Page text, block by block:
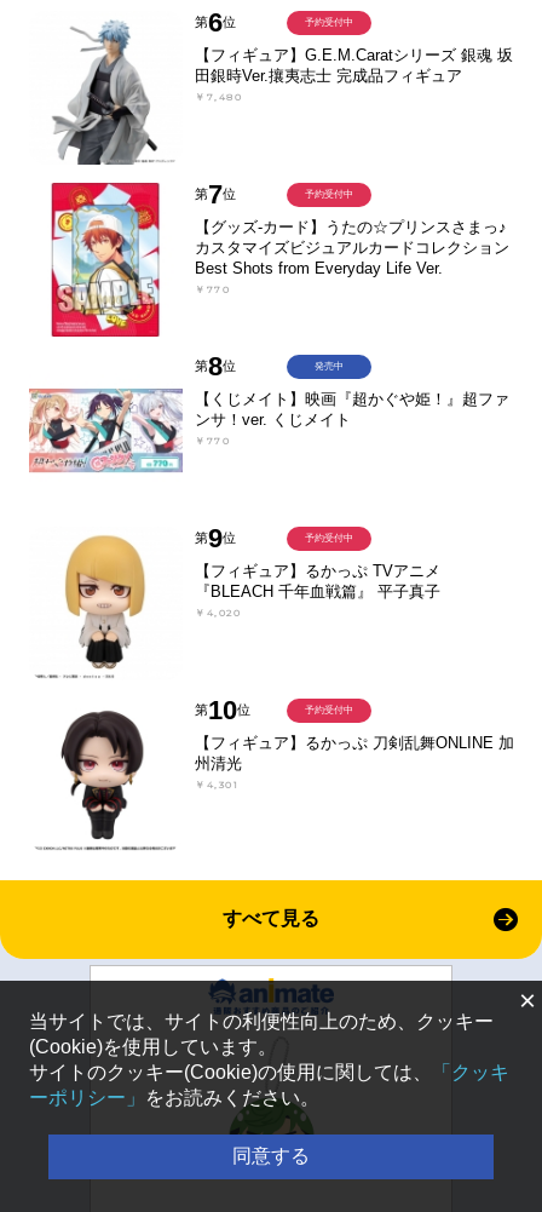
第6位
【フィギュア】G.E.M.Caratシリーズ 銀魂 坂
田銀時Ver.攘夷志士 完成品フィギュア
￥7,480
予約受付中
第7位
【グッズ-カード】うたの☆プリンスさまっ♪
カスタマイズビジュアルカードコレクション
Best Shots from Everyday Life Ver.
￥770
予約受付中
第8位
【くじメイト】映画『超かぐや姫！』超ファ
ンサ！ver. くじメイト
￥770
発売中
第9位
【フィギュア】るかっぷ TVアニメ
『BLEACH 千年血戦篇』 平子真子
￥4,020
予約受付中
第10位
【フィギュア】るかっぷ 刀剣乱舞ONLINE 加
州清光
￥4,301
予約受付中
すべて見る
×
当サイトでは、サイトの利便性向上のため、クッキー
(Cookie)を使用しています。
サイトのクッキー(Cookie)の使用に関しては、
「クッキ
ーポリシー」
をお読みください。
同意する